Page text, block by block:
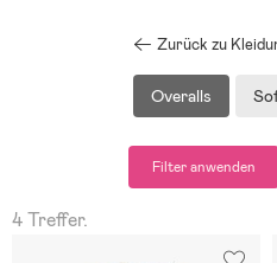
Zurück zu
Overalls
Filter anwenden
4 Treffer.